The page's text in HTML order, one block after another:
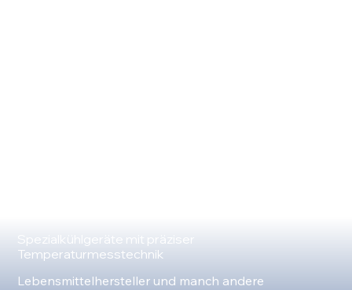
Spezialkühlgeräte mit präziser
Temperaturmesstechnik
Lebensmittelhersteller und manch andere